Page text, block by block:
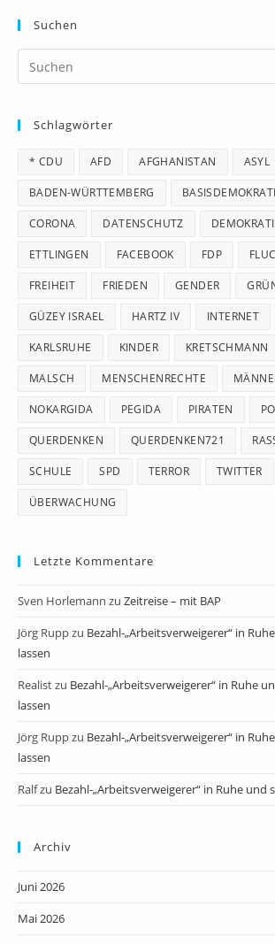
Suchen
Schlagwörter
* CDU AFD AFGHANISTAN ASYL
BADEN-WÜRTTEMBERG
CORONA DATENSCHUTZ
ETTLINGEN FACEBOOK FDP
FREIHEIT FRIEDEN GENDER
GÜZEY ISRAEL HARTZ IV INTERNET
KARLSRUHE KINDER KRETSCHMANN
MALSCH MENSCHENRECHTE
NOKARGIDA PEGIDA PIRATEN
QUERDENKEN QUERDENKEN721
SCHULE SPD TERROR TWITTER
ÜBERWACHUNG
Letzte Kommentare
Sven Horlemann zu Zeitreise – mit BAP
Jörg Ruppzu Bezahl-„Arbeitsverweigerer“ in
lassen
Realistzu Bezahl-„Arbeitsverweigerer“ in Ruhe
lassen
Jörg Ruppzu Bezahl-„Arbeitsverweigerer“ in
lassen
Ralfzu Bezahl-„Arbeitsverweigerer“ in Ruhe und
Archiv
Juni 2026
Mai 2026